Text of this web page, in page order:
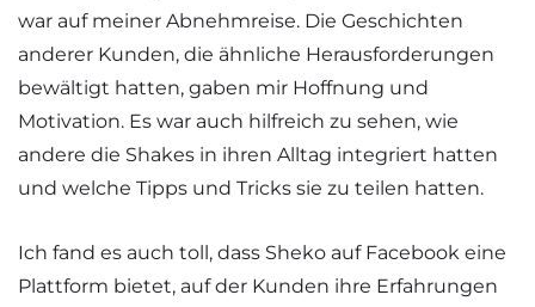
war auf meiner Abnehmreise. Die Geschichten
anderer Kunden, die ähnliche Herausforderungen
bewältigt hatten, gaben mir Hoffnung und
Motivation. Es war auch hilfreich zu sehen, wie
andere die Shakes in ihren Alltag integriert hatten
und welche Tipps und Tricks sie zu teilen hatten.
Ich fand es auch toll, dass Sheko auf Facebook eine
Plattform bietet, auf der Kunden ihre Erfahrungen